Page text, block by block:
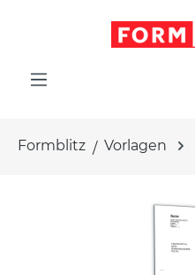
Formblitz Vorlagen